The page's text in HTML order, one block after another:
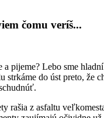
čomu veríš...
pijeme? Lebo sme
strkáme do úst preto, že
rašia z asfaltu